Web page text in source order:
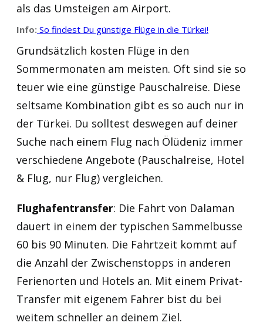
als das Umsteigen am Airport.
Info: So findest Du günstige Flüge in die Türkei!
Grundsätzlich kosten Flüge in den
Sommermonaten am meisten. Oft sind sie so
teuer wie eine günstige Pauschalreise. Diese
seltsame Kombination gibt es so auch nur in
der Türkei. Du solltest deswegen auf deiner
Suche nach einem Flug nach Ölüdeniz immer
verschiedene Angebote (Pauschalreise, Hotel
& Flug, nur Flug) vergleichen.
Flughafentransfer: Die Fahrt von Dalaman
dauert in einem der typischen Sammelbusse
60 bis 90 Minuten. Die Fahrtzeit kommt auf
die Anzahl der Zwischenstopps in anderen
Ferienorten und Hotels an. Mit einem Privat-
Transfer mit eigenem Fahrer bist du bei
weitem schneller an deinem Ziel.